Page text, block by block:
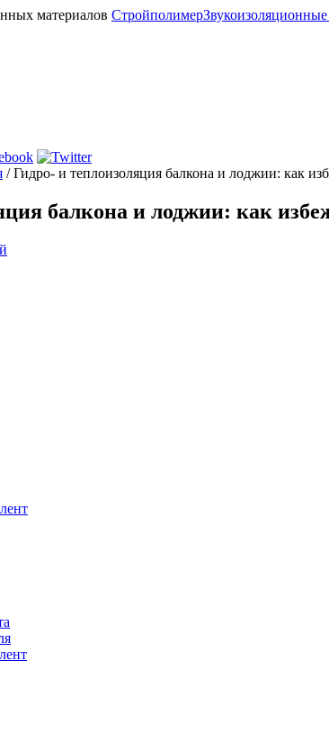
Стройполимер
/Гидро- и теплоизоляция балкона и лоджии: как
балкона и лоджии: как